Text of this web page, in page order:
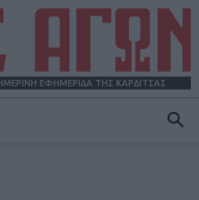
ΕΦΗΜΕΡΙΔΑ ΤΗΣ ΚΑΡΔΙΤΣΑΣ